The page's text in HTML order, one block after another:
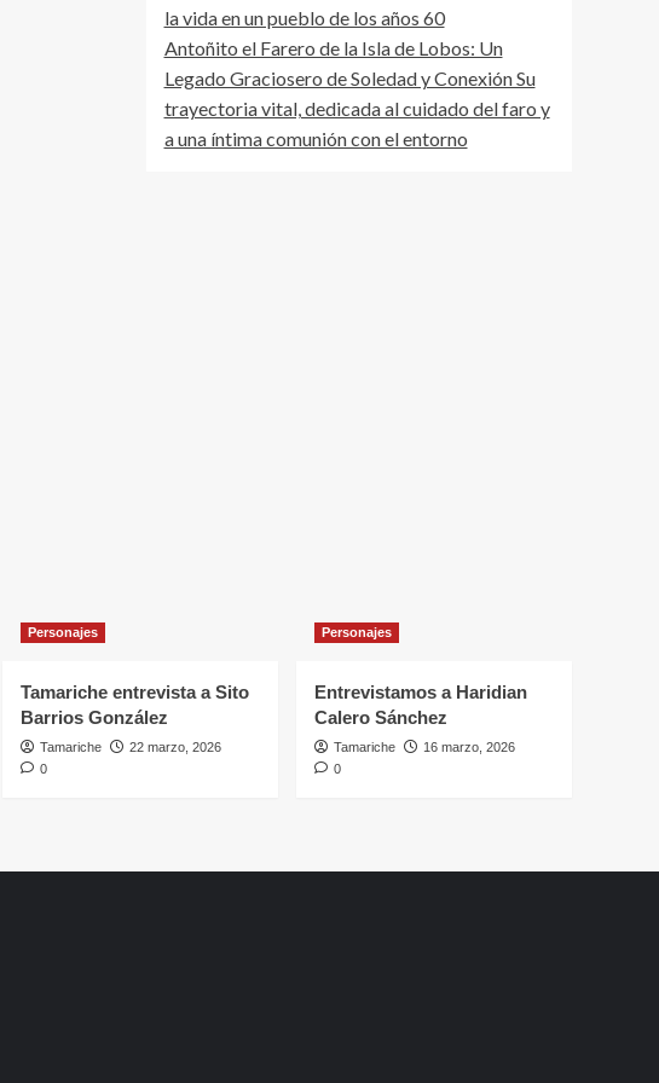
la vida en un pueblo de los años 60
Antoñito el Farero de la Isla de Lobos: Un
Legado Graciosero de Soledad y Conexión Su
trayectoria vital, dedicada al cuidado del faro y
a una íntima comunión con el entorno
Personajes
Tamariche entrevista a Sito
Barrios González
Tamariche
22 marzo, 2026
0
Personajes
Entrevistamos a Haridian
Calero Sánchez
Tamariche
16 marzo, 2026
0